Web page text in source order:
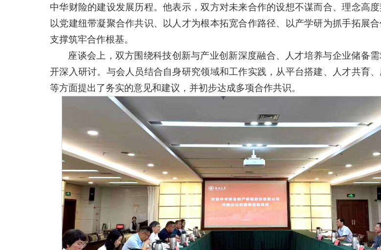
中华财险的建设发展历程。他表示，双方对未来合作的设想不谋而合、理念高
以党建纽带凝聚合作共识、以人才为根本拓宽合作路径、以产学研为抓手拓展
支撑筑牢合作根基。
座谈会上，双方围绕科技创新与产业创新深度融合、人才培养与企业储备
开深入研讨。与会人员结合自身研究领域和工作实践，从平台搭建、人才共育
等方面提出了务实的意见和建议，并初步达成多项合作共识。